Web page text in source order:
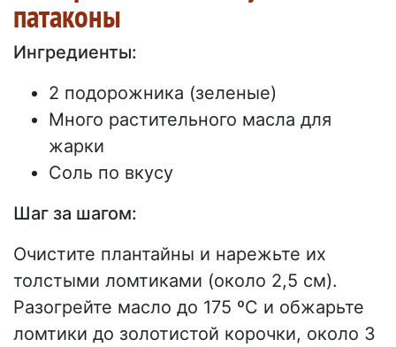
патаконы
Ингредиенты:
2 подорожника (зеленые)
Много растительного масла для
жарки
Соль по вкусу
Шаг за шагом:
Очистите плантайны и нарежьте их
толстыми ломтиками (около 2,5 см).
Разогрейте масло до 175 ºC и обжарьте
ломтики до золотистой корочки, около 3